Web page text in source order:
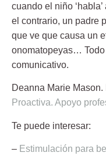
cuando el niño
el contrario, un padre
que ve que causa un
onomatopeyas…
comunicativo.
Deanna Marie Mason.
Proactiva. Apoyo
Te puede interesar:
– Estimulación para